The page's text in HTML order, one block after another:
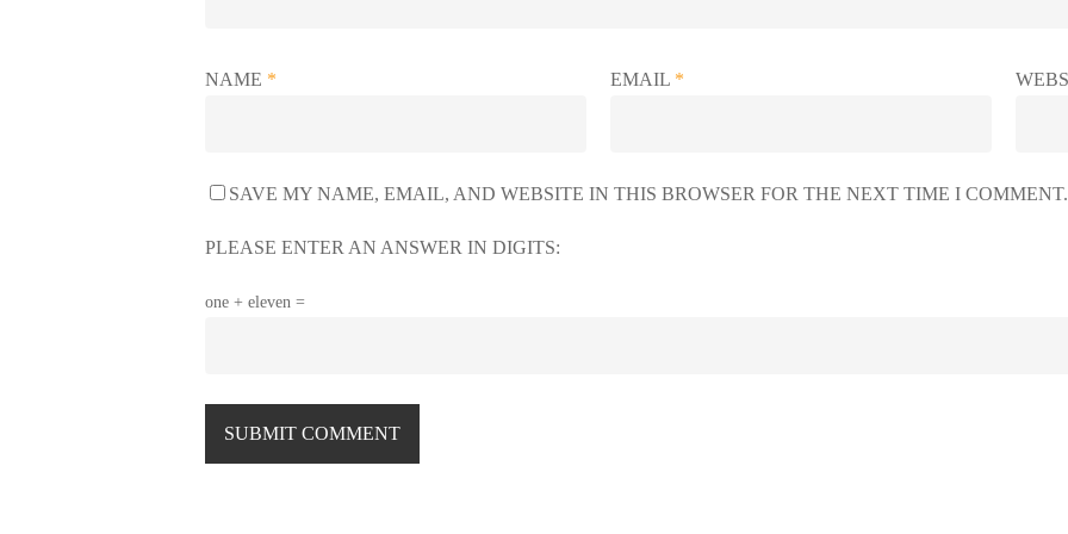
NAME * EMAIL *
SAVE MY NAME, EMAIL, AND WEBSITE IN THIS BROWSER FOR THE NEXT TIME I COMMENT.
PLEASE ENTER AN ANSWER IN DIGITS:
one + eleven =